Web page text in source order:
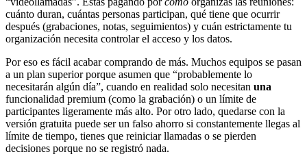
cuánto duran, cuántas personas participan, qué tiene que ocurrir
después (grabaciones, notas, seguimientos) y cuán estrictamente tu
organización necesita controlar el acceso y los datos.
Por eso es fácil acabar comprando de más. Muchos equipos se pasan
a un plan superior porque asumen que “probablemente lo
necesitarán algún día”, cuando en realidad solo necesitan una
funcionalidad premium (como la grabación) o un límite de
participantes ligeramente más alto. Por otro lado, quedarse con la
versión gratuita puede ser un falso ahorro si constantemente llegas al
límite de tiempo, tienes que reiniciar llamadas o se pierden
decisiones porque no se registró nada.